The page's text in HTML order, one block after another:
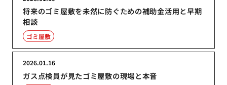
将来のゴミ屋敷を未然に防ぐための補助金活用と早期
相談
ゴミ屋敷
ガス点検員が見たゴミ屋敷の現場と本音
2026.01.16